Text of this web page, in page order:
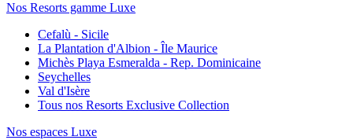
Nos Resorts gamme Luxe
Cefalù - Sicile
La Plantation d'Albion - Île Maurice
Michès Playa Esmeralda - Rep. Dominicaine
Seychelles
Val d'Isère
Tous nos Resorts Exclusive Collection
Nos espaces Luxe